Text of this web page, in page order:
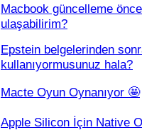
Macbook güncelleme
ulaşabilirim?
Epstein belgelerinden
kullanıyormusunuz hala?
Macte Oyun Oynanıyor 🤩
Apple Silicon İçin Native